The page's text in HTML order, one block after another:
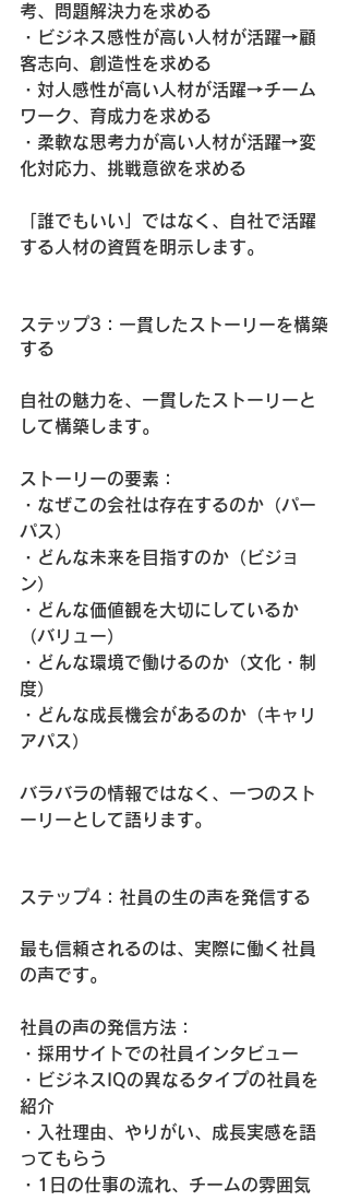
考、問題解決力を求める
・ビジネス感性が高い人材が活躍→顧
客志向、創造性を求める
・対人感性が高い人材が活躍→チーム
ワーク、育成力を求める
・柔軟な思考力が高い人材が活躍→変
化対応力、挑戦意欲を求める
「誰でもいい」ではなく、自社で活躍
する人材の資質を明示します。
ステップ3：一貫したストーリーを構築
する
自社の魅力を、一貫したストーリーと
して構築します。
ストーリーの要素：
・なぜこの会社は存在するのか（パー
パス）
・どんな未来を目指すのか（ビジョ
ン）
・どんな価値観を大切にしているか
（バリュー）
・どんな環境で働けるのか（文化・制
度）
・どんな成長機会があるのか（キャリ
アパス）
バラバラの情報ではなく、一つのスト
ーリーとして語ります。
ステップ4：社員の生の声を発信する
最も信頼されるのは、実際に働く社員
の声です。
社員の声の発信方法：
・採用サイトでの社員インタビュー
・ビジネスIQの異なるタイプの社員を
紹介
・入社理由、やりがい、成長実感を語
ってもらう
・1日の仕事の流れ、チームの雰囲気